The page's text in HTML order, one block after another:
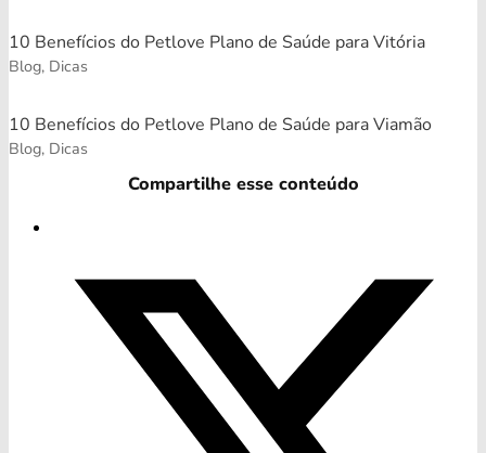
10 Benefícios do Petlove Plano de Saúde para Vitória
Blog, Dicas
10 Benefícios do Petlove Plano de Saúde para Viamão
Blog, Dicas
Compartilhe esse conteúdo